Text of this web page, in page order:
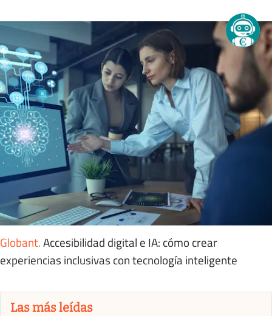
Globant.Accesibilidad digital e IA: cómo crear
experiencias inclusivas con tecnología inteligente
Las más leídas